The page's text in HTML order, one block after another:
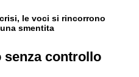
le voci si rincorrono
smentita
controllo